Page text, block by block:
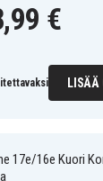
€
LISÄÄ
17e/16e Kuori